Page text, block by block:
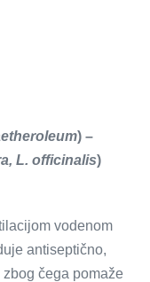
) –
L. officinalis)
vodenom
antiseptično,
čega pomaže